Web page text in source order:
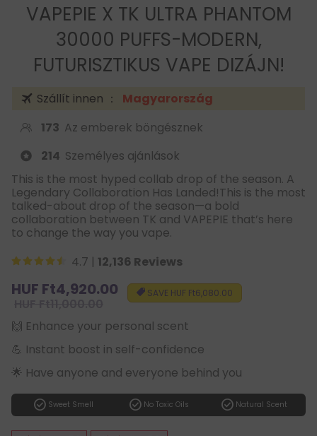
VAPEPIE X TK ULTRA PHANTOM
30000 PUFFS-MODERN,
FUTURISZTIKUS VAPE DIZÁJN!
Szállít innen ：
Magyarország
173 Az emberek böngésznek
214 Személyes ajánlások
This is the most hyped collab drop of the season. A
Legendary Collaboration Has Landed!This is the most
talked-about drop of the season—a bold
collaboration between TK and VAPEPIE that’s here
to change the way you vape.
4.7 | 12,136 Reviews
Sale
price
HUF Ft4,920.00 SAVE HUF Ft6,080.00
🙌 Enhance your personal scent
💪 Instant boost in self-confidence
🌟 Have anyone and everyone behind you
check_circle Sweet Smell check_circle No Toxic Oils check_circle Natural Scent